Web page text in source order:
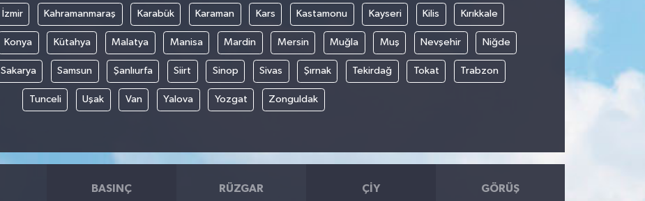
İzmir Kahramanmaraş Karabük Karaman Kars Kastamonu Kayseri Kilis Kırıkkale
Konya Kütahya Malatya Manisa Mardin Mersin Muğla Muş Nevşehir Niğde
Sakarya Samsun Şanlıurfa Siirt Sinop Sivas Şırnak Tekirdağ Tokat Trabzon
Tunceli Uşak Van Yalova Yozgat Zonguldak
BASINÇ RÜZGAR ÇIY GÖRÜŞ